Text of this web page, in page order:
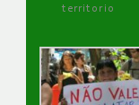
territorio